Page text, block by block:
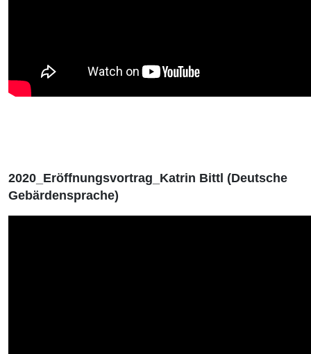
2020_Eröffnungsvortrag_Katrin Bittl (Deutsche
Gebärdensprache)